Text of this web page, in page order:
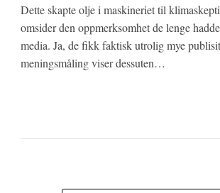
Dette skapte olje i maskineriet til
omsider den oppmerksomhet de lenge
media. Ja, de fikk faktisk utrolig mye
meningsmåling viser dessuten…